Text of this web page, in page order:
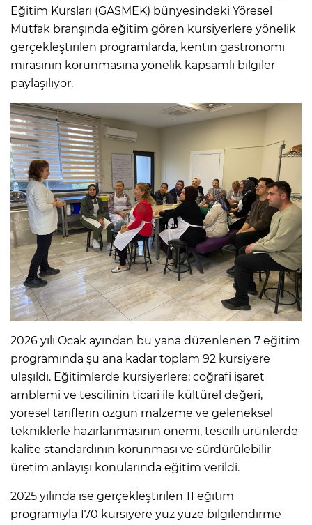
Eğitim Kursları (GASMEK) bünyesindeki Yöresel
Mutfak branşında eğitim gören kursiyerlere yönelik
gerçekleştirilen programlarda, kentin gastronomi
mirasının korunmasına yönelik kapsamlı bilgiler
paylaşılıyor.
2026 yılı Ocak ayından bu yana düzenlenen 7 eğitim
programında şu ana kadar toplam 92 kursiyere
ulaşıldı. Eğitimlerde kursiyerlere; coğrafi işaret
amblemi ve tescilinin ticari ile kültürel değeri,
yöresel tariflerin özgün malzeme ve geleneksel
tekniklerle hazırlanmasının önemi, tescilli ürünlerde
kalite standardının korunması ve sürdürülebilir
üretim anlayışı konularında eğitim verildi.
2025 yılında ise gerçekleştirilen 11 eğitim
programıyla 170 kursiyere yüz yüze bilgilendirme